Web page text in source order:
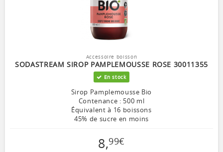
Accessoire boisson
SODASTREAM SIROP PAMPLEMOUSSE ROSE 30011355
En stock
Sirop Pamplemousse Bio
Contenance : 500 ml
Équivalent à 16 boissons
45% de sucre en moins
8,99€